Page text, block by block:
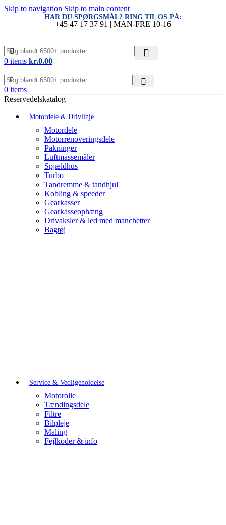
Skip to navigation Skip to main content
HAR DU SPØRGSMÅL? RING TIL OS PÅ:
+45 47 17 37 91 | MAN-FRE 10-16
0 items kr.0.00
0 items
Reservedelskatalog
Motordele & Drivlinje
Motordele
Motorrenoveringsdele
Pakninger
Luftmassemåler
Spjældhus
Turbo
Tandremme & tandhjul
Kobling & speeder
Gearkasser
Gearkasseophæng
Drivaksler & led med manchetter
Bagtøj
Service & Vedligeholdelse
Motorolie
Tændingsdele
Filtre
Bilpleje
Maling
Fejlkoder & info